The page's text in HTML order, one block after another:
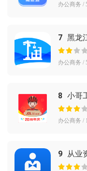
办公商务 /
7 黑龙
办公商务 /
8 小哥
办公商务 /
9 从业